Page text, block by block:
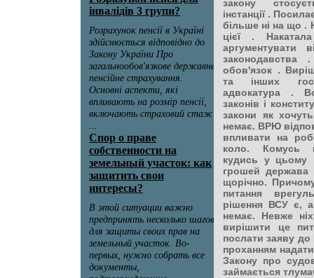
закону
інстанції .
більше ні на що .
цієї .
аргументувати
обов'язок .
та інших
адвокатура .
законів і
закони як
немає. ВРЮ
впливати на
коло. Комусь
кудись у цьому
грошей держава
щорічно.
питання
рішення ВСУ є, а
немає. Невже
вирішити це
послати заяву до
проханням
Закону про
займається